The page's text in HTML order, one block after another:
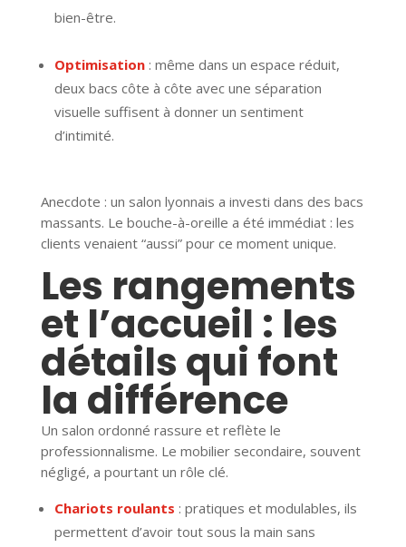
bien-être.
Optimisation: même dans un espace réduit,
deux bacs côte à côte avec une séparation
visuelle suffisent à donner un sentiment
d’intimité.
Anecdote : un salon lyonnais a investi dans des bacs
massants. Le bouche-à-oreille a été immédiat : les
clients venaient “aussi” pour ce moment unique.
Les rangements
et l’accueil : les
détails qui font
la différence
Un salon ordonné rassure et reflète le
professionnalisme. Le mobilier secondaire, souvent
négligé, a pourtant un rôle clé.
Chariots roulants : pratiques et modulables, ils
permettent d’avoir tout sous la main sans